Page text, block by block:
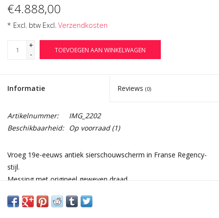
€4.888,00
* Excl. btw Excl. Verzendkosten
+
-
TOEVOEGEN AAN WINKELWAGEN
Informatie Reviews (0)
Artikelnummer:
IMG_2202
Beschikbaarheid: Op voorraad(1)
Vroeg 19e-eeuws antiek sierschouwscherm in Franse Regency-
stijl.
Messing met origineel geweven draad.
5 panelen